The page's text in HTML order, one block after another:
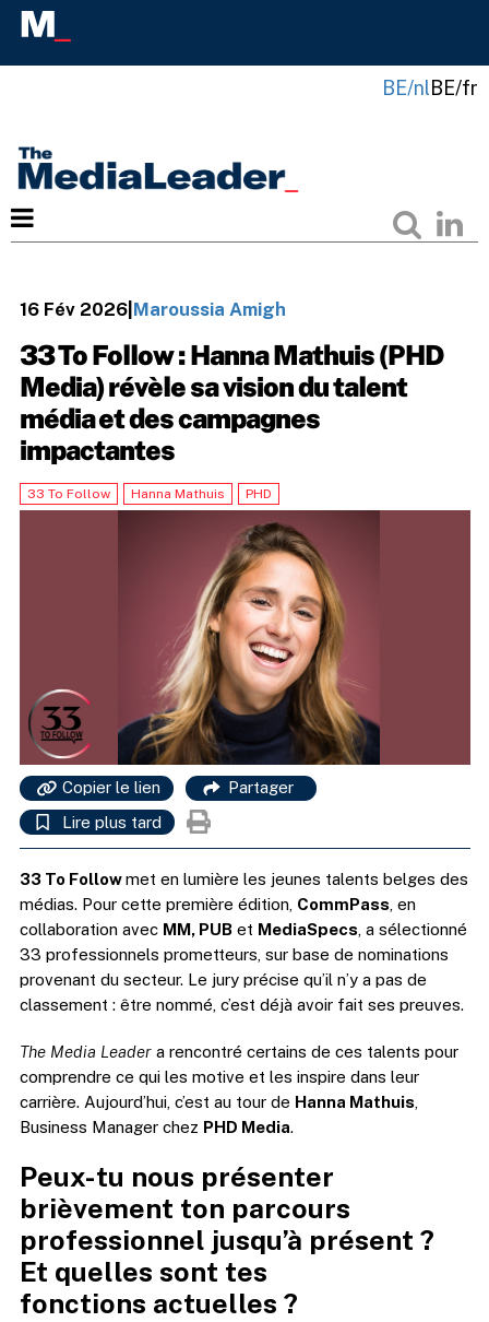
BE/nlBE/fr
16 Fév 2026| Maroussia Amigh
33 To Follow : Hanna Mathuis (PHD
Media) révèle sa vision du talent
média et des campagnes
impactantes
33 To Follow Hanna Mathuis PHD
Copier le lien
Partager
Lire plus tard
33 To Followmet en lumière les jeunes talents belges des
médias. Pour cette première édition, CommPass, en
collaboration avec MM, PUBet MediaSpecs, a sélectionné
33 professionnels prometteurs, sur base de nominations
provenant du secteur. Le jury précise qu’il n’y a pas de
classement : être nommé, c’est déjà avoir fait ses preuves.
The Media Leadera rencontré certains de ces talents pour
comprendre ce qui les motive et les inspire dans leur
carrière. Aujourd’hui, c’est au tour de Hanna Mathuis,
Business Manager chez PHD Media.
Peux-tu nous présenter
brièvement ton parcours
professionnel jusqu’à présent ?
Et quelles sont tes
fonctions actuelles ?